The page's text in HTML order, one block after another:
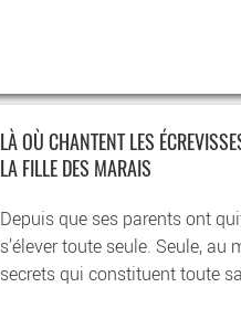
LÀ OÙ CHANTENT LES
LA FILLE DES MARAIS
Depuis que ses parents ont
s’élever toute seule. Seule,
secrets qui constituent toute